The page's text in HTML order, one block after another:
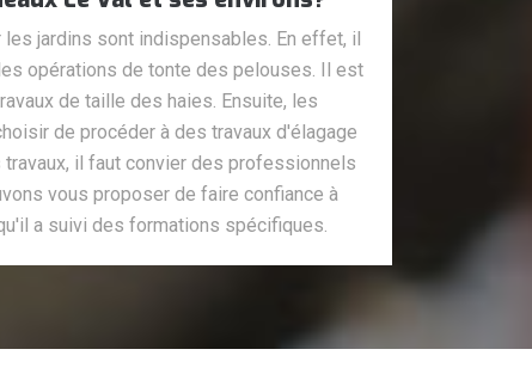
jardins sont indispensables. En effet, il
opérations de tonte des pelouses. Il est
de taille des haies. Ensuite, les
de procéder à des travaux d'élagage
il faut convier des professionnels
vous proposer de faire confiance à
a suivi des formations spécifiques.